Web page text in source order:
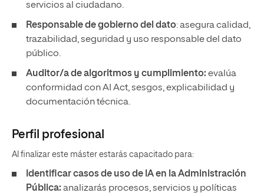
servicios al ciudadano.
Responsable de gobierno del dato: asegura calidad,
trazabilidad, seguridad y uso responsable del dato
público.
Auditor/a de algoritmos y cumplimiento: evalúa
conformidad con AI Act, sesgos, explicabilidad y
documentación técnica.
Perfil profesional
Al finalizar este máster estarás capacitado para:
Identificar casos de uso de IA en la Administración
Pública: analizarás procesos, servicios y políticas